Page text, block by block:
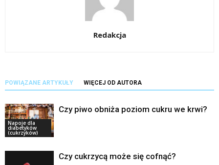
Redakcja
POWIĄZANE ARTYKUŁY WIĘCEJ OD AUTORA
Napoje dla
diabetyków
(cukrzyków)
Czy piwo obniża poziom cukru we krwi?
Czy cukrzycą może się cofnąć?